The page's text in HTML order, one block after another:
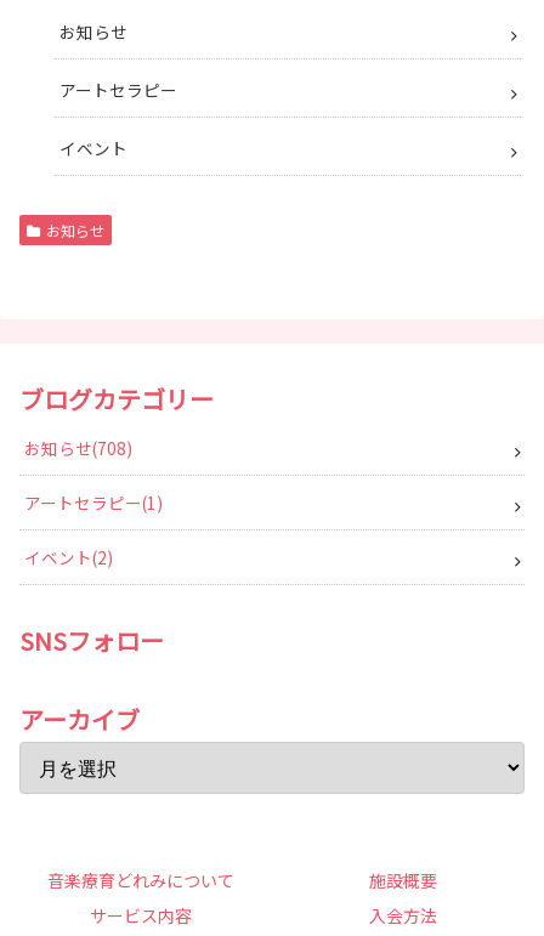
お知らせ
アートセラピー
イベント
お知らせ
ブログカテゴリー
お知らせ 708
アートセラピー 1
イベント 2
SNSフォロー
アーカイブ
音楽療育どれみについて
施設概要
サービス内容
入会方法